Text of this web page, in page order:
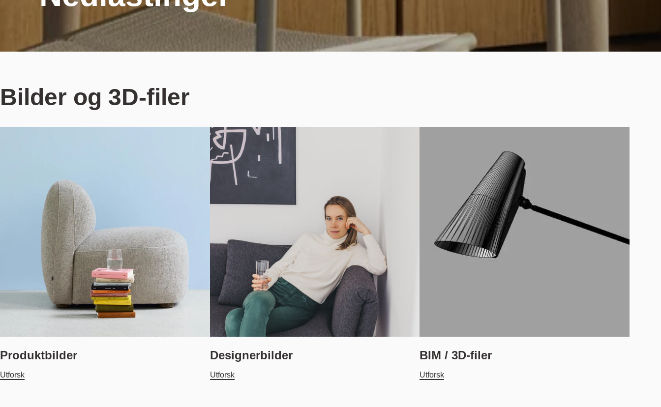
Bilder og 3D-filer
Produktbilder
Utforsk
Designerbilder
Utforsk
BIM / 3D-filer
Utforsk